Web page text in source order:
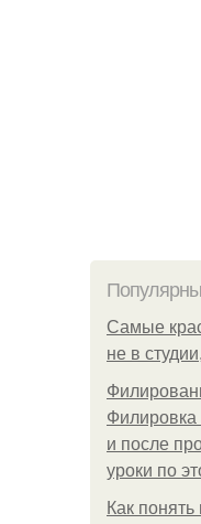
Самые
не в
Филировка
и после
уроки по
Как понять